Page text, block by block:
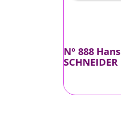
N° 888 Hans
SCHNEIDER